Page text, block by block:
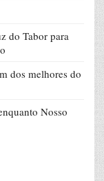
do Tabor para
dos melhores do
Nosso